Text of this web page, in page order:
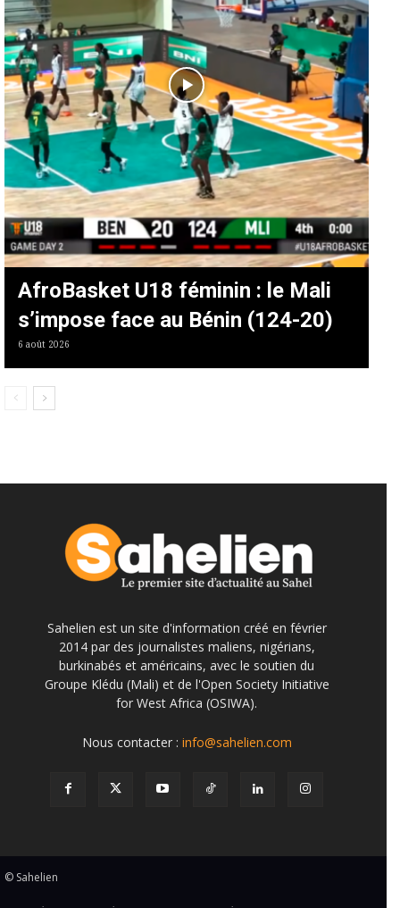
AfroBasket U18 féminin : le Mali
s’impose face au Bénin (124-20)
6 août 2026
Sahelien est un site d'information créé en février
2014 par des journalistes maliens, nigérians,
burkinabés et américains, avec le soutien du
Groupe Klédu (Mali) et de l'Open Society Initiative
for West Africa (OSIWA).
Nous contacter : info@sahelien.com
© Sahelien